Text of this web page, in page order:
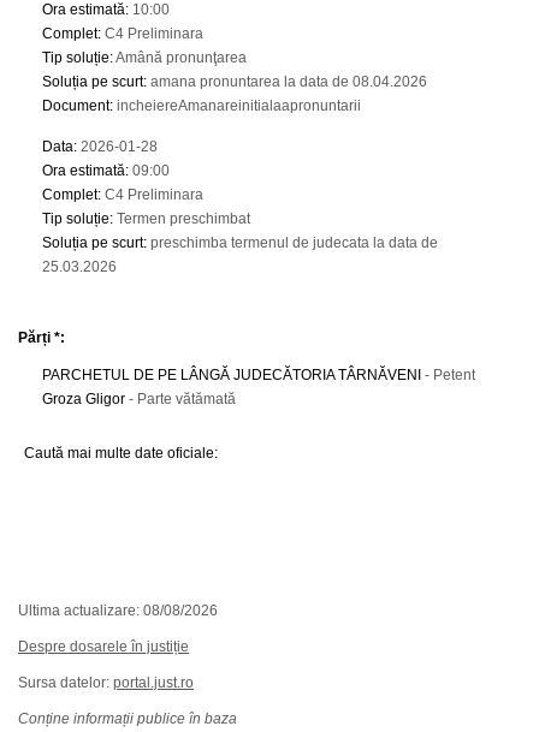
Ora estimată: 10:00
Complet: C4 Preliminara
Tip soluție:Amână pronunţarea
Soluția pe scurt: amana pronuntarea la data de 08.04.2026
Document: incheiereAmanareinitialaapronuntarii
Data: 2026-01-28
Ora estimată: 09:00
Complet: C4 Preliminara
Tip soluție: Termen preschimbat
Soluția pe scurt: preschimba termenul de judecata la data de
25.03.2026
Părți *:
PARCHETUL DE PE LÂNGĂ JUDECĂTORIA TÂRNĂVENI - Petent
Groza Gligor - Parte vătămată
Caută mai multe date oficiale:
Ultima actualizare: 08/08/2026
Despre dosarele în justiție
Sursa datelor: portal.just.ro
Conține informații publice în baza